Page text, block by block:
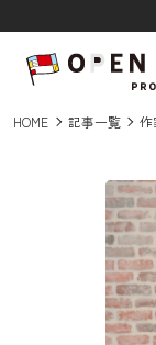
HOME 記事一覧